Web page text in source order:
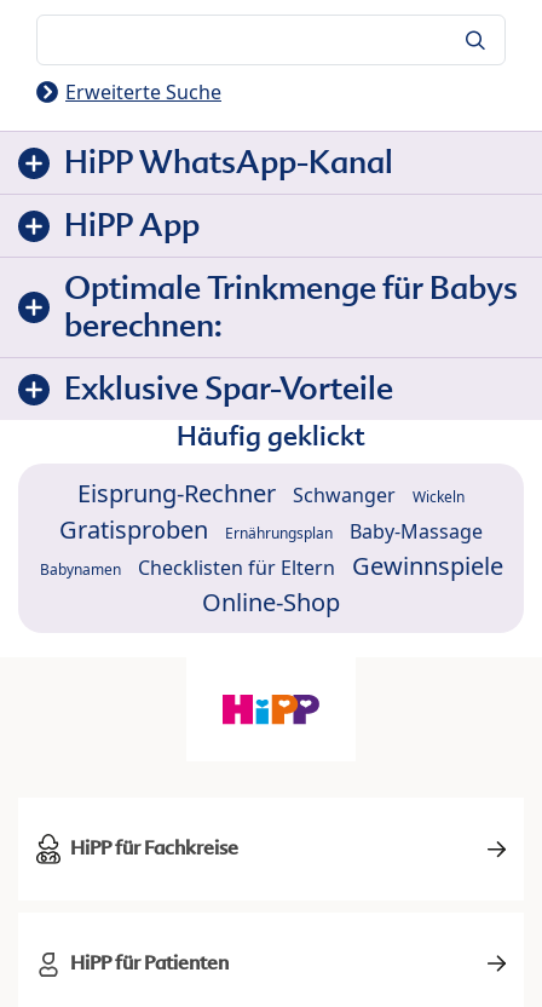
Erweiterte Suche
HiPP WhatsApp-Kanal
HiPP App
Optimale Trinkmenge für Babys
berechnen:
Exklusive Spar-Vorteile
Häufig geklickt
Eisprung-Rechner Schwanger Wickeln
Gratisproben Ernährungsplan Baby-Massage
Babynamen Checklisten für Eltern
Gewinnspiele
Online-Shop
HiPP für Fachkreise
HiPP für Patienten